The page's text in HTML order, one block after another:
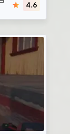
4.6